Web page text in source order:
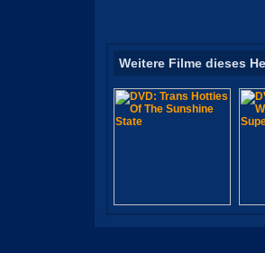
Weitere Filme dieses